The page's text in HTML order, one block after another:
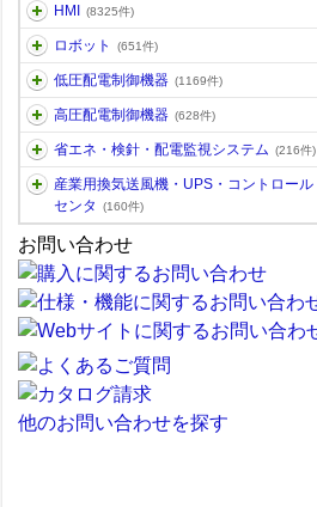
HMI (8325件)
ロボット (651件)
低圧配電制御機器 (1169件)
高圧配電制御機器 (628件)
省エネ・検針・配電監視システム (216件)
産業用換気送風機・UPS・コントロール
センタ
(160件)
お問い合わせ
他のお問い合わせを探す